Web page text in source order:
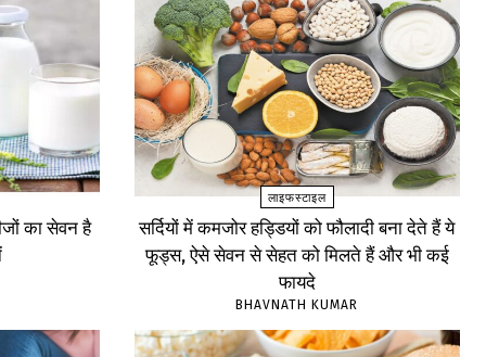
का सेवन है
लाइफस्टाइल
सर्दियों में कमजोर हड्डियों को फौलादी बना देते हैं ये
फूड्स, ऐसे सेवन से सेहत को मिलते हैं और भी कई
फायदे
BHAVNATH KUMAR